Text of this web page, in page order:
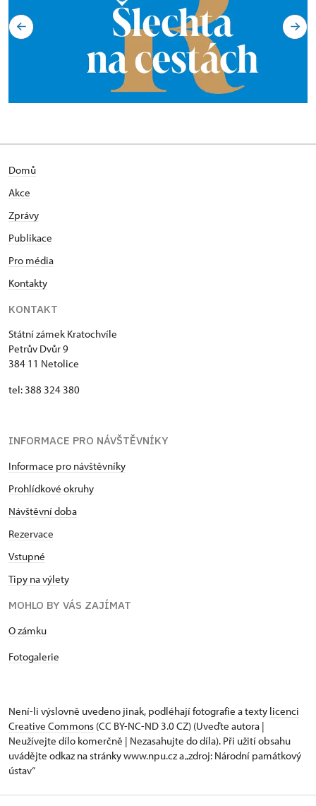
Domů
Akce
Zprávy
Publikace
Pro média
Kontakty
KONTAKT
Státní zámek Kratochvíle
Petrův Dvůr 9
384 11 Netolice
tel: 388 324 380
INFORMACE PRO NÁVŠTĚVNÍKY
Informace pro návštěvníky
Prohlídkové okruhy
Návštěvní doba
Rezervace
Vstupné
Tipy na výlety
MOHLO BY VÁS ZAJÍMAT
​​​​​​O zámku
Fotogalerie
Není-li výslovně uvedeno jinak, podléhají fotografie a texty licenci
Creative Commons (CC BY-NC-ND 3.0 CZ) (Uveďte autora |
Neužívejte dílo komerčně | Nezasahujte do díla). Při užití obsahu
uvádějte odkaz na stránky www.npu.cz a „zdroj: Národní památkový
ústav“